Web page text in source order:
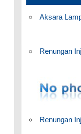
Aksara
Renungan
Renungan